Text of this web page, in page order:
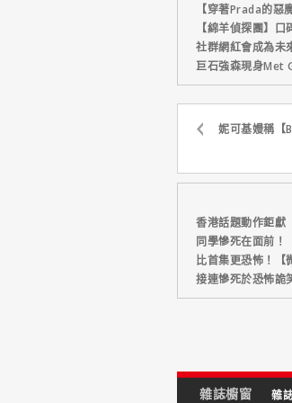
【穿著Prada的惡
【綿羊偵探團】
社群網紅會成為未
巨石強森現身Met
妮可基嫚稱【
香港話題動作鉅獻
同學慘死在面前！
比首集更恐怖！【
接連慘死於恐怖詭
雜誌櫥窗 雜